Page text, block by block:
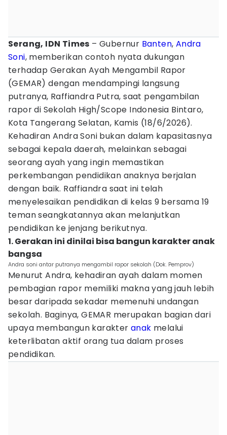
Serang, IDN Times – Gubernur Banten, Andra
Soni, memberikan contoh nyata dukungan
terhadap Gerakan Ayah Mengambil Rapor
(GEMAR) dengan mendampingi langsung
putranya, Raffiandra Putra, saat pengambilan
rapor di Sekolah High/Scope Indonesia Bintaro,
Kota Tangerang Selatan, Kamis (18/6/2026).
Kehadiran Andra Soni bukan dalam kapasitasnya
sebagai kepala daerah, melainkan sebagai
seorang ayah yang ingin memastikan
perkembangan pendidikan anaknya berjalan
dengan baik. Raffiandra saat ini telah
menyelesaikan pendidikan di kelas 9 bersama 19
teman seangkatannya akan melanjutkan
pendidikan ke jenjang berikutnya.
1. Gerakan ini dinilai bisa bangun karakter anak
bangsa
Andra soni antar putranya mengambil rapor sekolah (Dok. Pemprov)
Menurut Andra, kehadiran ayah dalam momen
pembagian rapor memiliki makna yang jauh lebih
besar daripada sekadar memenuhi undangan
sekolah. Baginya, GEMAR merupakan bagian dari
upaya membangun karakter anak melalui
keterlibatan aktif orang tua dalam proses
pendidikan.